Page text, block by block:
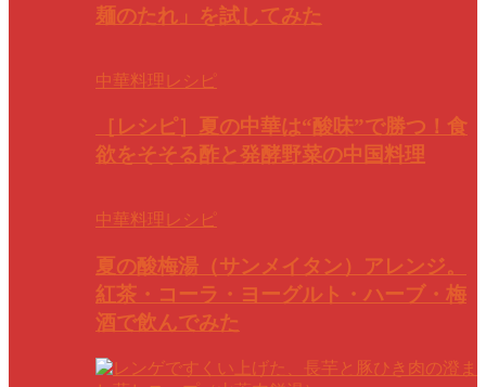
麺のたれ」を試してみた
中華料理レシピ
［レシピ］夏の中華は“酸味”で勝つ！食
欲をそそる酢と発酵野菜の中国料理
中華料理レシピ
夏の酸梅湯（サンメイタン）アレンジ。
紅茶・コーラ・ヨーグルト・ハーブ・梅
酒で飲んでみた